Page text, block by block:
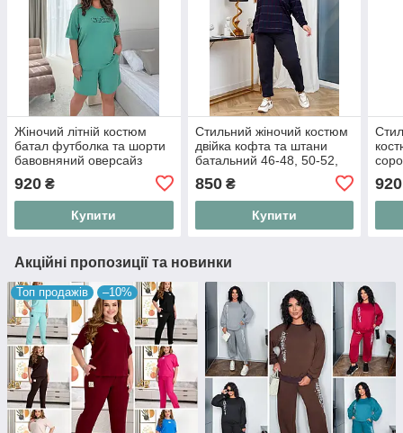
Жіночий літній костюм
батал футболка та шорти
бавовняний оверсайз
920 ₴
Купити
Стильний жіночий костюм
двійка кофта та штани
батальний 46-48, 50-52,
850₴
Купити
58
920
Акційні пропозиції та новинки
Топ продажів –10%